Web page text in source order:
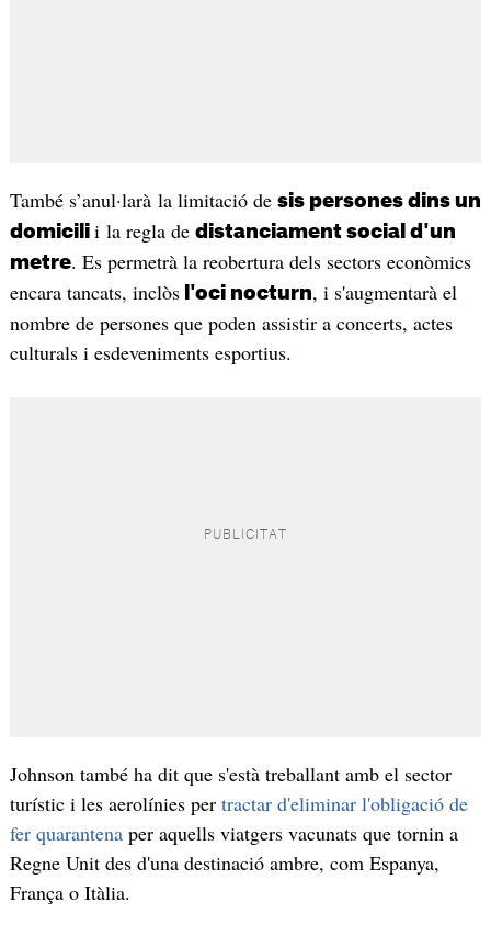
També s’anul·larà la limitació de sis persones dins un
domicili i la regla de distanciament social d'un
metre. Es permetrà la reobertura dels sectors econòmics
encara tancats, inclòsl'oci nocturn, i s'augmentarà el
nombre de persones que poden assistir a concerts, actes
culturals i esdeveniments esportius.
Johnson també ha dit que s'està treballant amb el sector
turístic i les aerolínies pertractar d'eliminar l'obligació de
fer quarantena per aquells viatgers vacunats que tornin a
Regne Unit des d'una destinació ambre, com Espanya,
França o Itàlia.